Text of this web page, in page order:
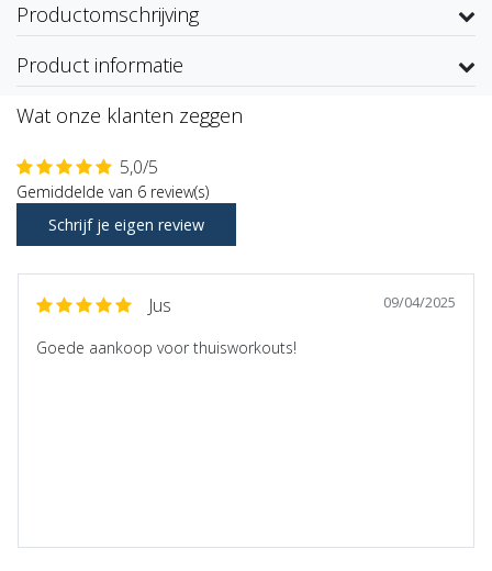
Productomschrijving
Product informatie
Wat onze klanten zeggen
5,0/5
Gemiddelde van 6 review(s)
Schrijf je eigen review
Jus 09/04/2025
Goede aankoop voor thuisworkouts!